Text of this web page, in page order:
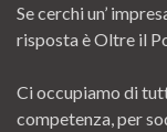
Se cerchi un’
risposta è Oltre il
Ci occupiamo di
competenza, per